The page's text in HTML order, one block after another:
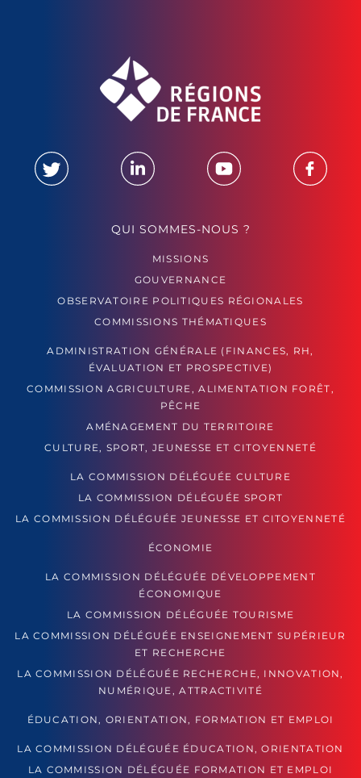
QUI SOMMES-NOUS ?
MISSIONS
GOUVERNANCE
OBSERVATOIRE POLITIQUES RÉGIONALES
COMMISSIONS THÉMATIQUES
ADMINISTRATION GÉNÉRALE (FINANCES, RH,
ÉVALUATION ET PROSPECTIVE)
COMMISSION AGRICULTURE, ALIMENTATION FORÊT,
PÊCHE
AMÉNAGEMENT DU TERRITOIRE
CULTURE, SPORT, JEUNESSE ET CITOYENNETÉ
LA COMMISSION DÉLÉGUÉE CULTURE
LA COMMISSION DÉLÉGUÉE SPORT
LA COMMISSION DÉLÉGUÉE JEUNESSE ET CITOYENNETÉ
ÉCONOMIE
LA COMMISSION DÉLÉGUÉE DÉVELOPPEMENT
ÉCONOMIQUE
LA COMMISSION DÉLÉGUÉE TOURISME
LA COMMISSION DÉLÉGUÉE ENSEIGNEMENT SUPÉRIEUR
ET RECHERCHE
LA COMMISSION DÉLÉGUÉE RECHERCHE, INNOVATION,
NUMÉRIQUE, ATTRACTIVITÉ
ÉDUCATION, ORIENTATION, FORMATION ET EMPLOI
LA COMMISSION DÉLÉGUÉE ÉDUCATION, ORIENTATION
LA COMMISSION DÉLÉGUÉE FORMATION ET EMPLOI